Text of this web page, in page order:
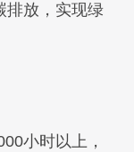
排放，实现绿
小时以上，